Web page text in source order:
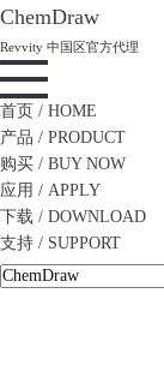
ChemDraw
Revvity 中国区官方代理
首页 / HOME
产品 / PRODUCT
购买 / BUY NOW
应用 / APPLY
下载 / DOWNLOAD
支持 / SUPPORT